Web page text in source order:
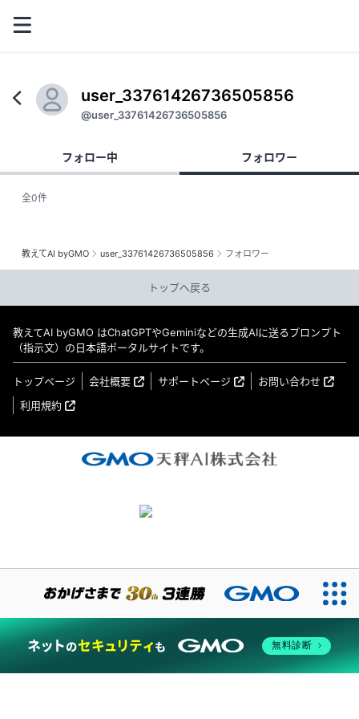
user_33761426736505856
@user_33761426736505856
フォロー中 フォロワー
全0件
教えてAI byGMO user_33761426736505856 フォロワー
トップへ戻る
教えてAI byGMO はChatGPTやGeminiなどの生成AIに送るプロンプト
（指示文）の日本語ポータルサイトです。
トップページ 会社概要 サポートページ
お問い合わせ
利用規約
無料診断